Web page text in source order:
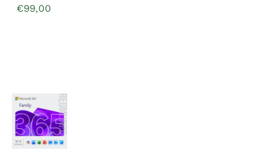
€99,00
TOEVOEGEN
AAN
WINKELWAGEN
/
DETAILS